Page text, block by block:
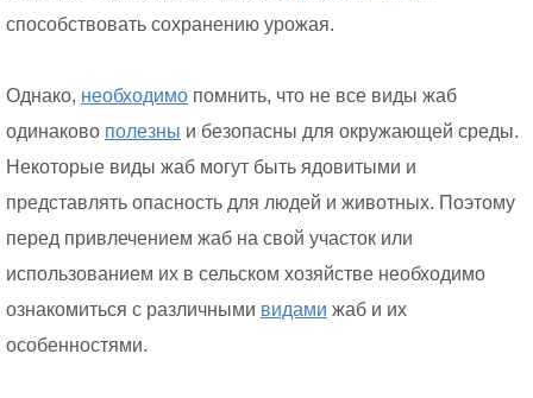
способствовать сохранению урожая.
Однако, необходимо помнить, что не все виды жаб
одинаково полезны и безопасны для окружающей среды.
Некоторые виды жаб могут быть ядовитыми и
представлять опасность для людей и животных. Поэтому
перед привлечением жаб на свой участок или
использованием их в сельском хозяйстве необходимо
ознакомиться с различными видами жаб и их
особенностями.